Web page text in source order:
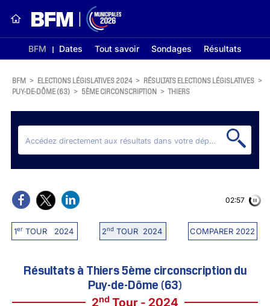
BFM Dates Tout savoir Sondages Résultats
BFM > ELECTIONS LÉGISLATIVES 2024 > RÉSULTATS ELECTIONS LÉGISLATIVES >
PUY-DE-DÔME (63) > 5ÈME CIRCONSCRIPTION > THIERS
1erTOUR 2024 2ndTOUR 2024 COMPARER 2022
02:56
Résultats à Thiers 5ème circonscription du
Puy-de-Dôme (63)
2nd Tour - 2024